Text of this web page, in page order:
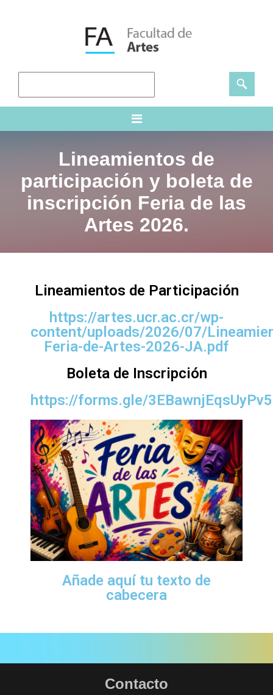
Lineamientos de
participación y boleta de
inscripción Feria de las
Artes 2026.
Lineamientos de Participación
https://artes.ucr.ac.cr/wp-
content/uploads/2026/07/
Feria-de-Artes-2026-JA.pdf
Boleta de Inscripción
https://forms.gle/
Añade aquí tu texto de
cabecera
Contacto